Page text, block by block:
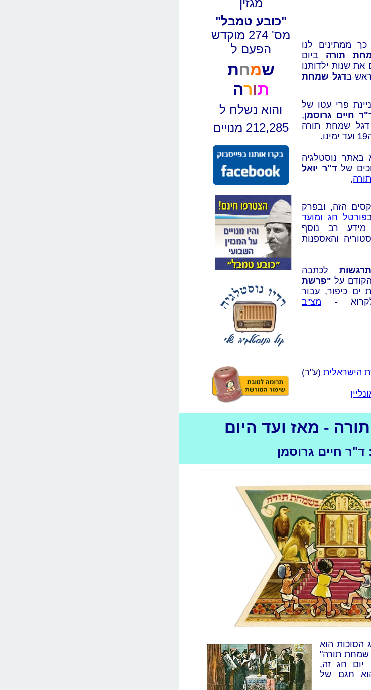
ממתינים לנו
תורה ביום
את שנות ילדותנו
בדגל שמחת
פרי עטו של
חיים גרוסמן,
שמחת תורה
באתר נוסטלגיה
שלד"ר יואל
,
הזה, ובפרק
פורטל חג ומועד
רב נוסף
והאספנות
לכתבה
על "פרשת
ים כיפור, עבור
- מצ"ב
הישראלית (ע"ר)
מגזין
"כובע טמבל"
מס' 274 מוקדש
הפעם ל
שמחת
תורה
והוא נשלח ל
212,285 מנויים
- מאז ועד היום
חיים גרוסמן
הסוכות הוא
שמחת תורה"
יום חג זה,
חגם של